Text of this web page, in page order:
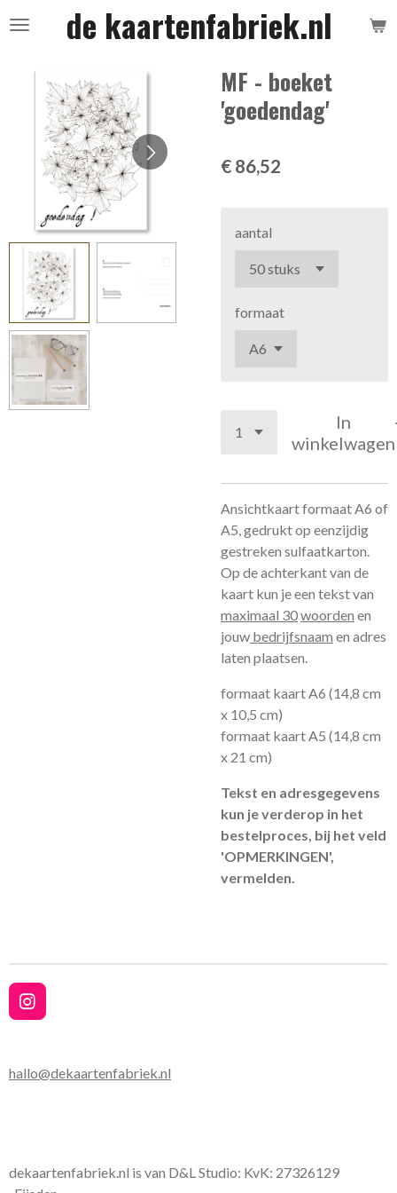
Ga
hoofdinhoud
de kaartenfabriek.nl
MF - boeket
'goedendag'
€ 86,52
aantal
formaat
In
winkelwagen
Ansichtkaart formaat A6 of
A5, gedrukt op eenzijdig
gestreken sulfaatkarton.
Op de achterkant van de
kaart kun je een tekst van
maximaal 30woorden en
jouw bedrijfsnaam en adres
laten plaatsen.
formaat kaart A6 (14,8 cm
x 10,5 cm)
formaat kaart A5 (14,8 cm
x 21 cm)
Tekst en adresgegevens
kun je verderop in het
bestelproces, bij het veld
'OPMERKINGEN',
vermelden.
I
n
a
hallo@dekaartenfabriek.nl
dekaartenfabriek.nl is van D&L Studio: KvK: 27326129